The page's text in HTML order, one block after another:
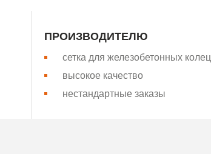
ПРОИЗВОДИТЕЛЮ
сетка для железобетонных колец
высокое качество
нестандартные заказы